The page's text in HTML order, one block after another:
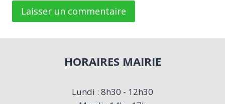
HORAIRES MAIRIE
Lundi : 8h30 - 12h30